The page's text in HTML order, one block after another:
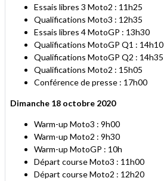
Essais libres 3 Moto2 : 11h25
Qualifications Moto3 : 12h35
Essais libres 4 MotoGP : 13h30
Qualifications MotoGP Q1 : 14h10
Qualifications MotoGP Q2 : 14h35
Qualifications Moto2 : 15h05
Conférence de presse : 17h00
Dimanche 18 octobre 2020
Warm-up Moto3 : 9h00
Warm-up Moto2 : 9h30
Warm-up MotoGP : 10h
Départ course Moto3 : 11h00
Départ course Moto2 : 12h20